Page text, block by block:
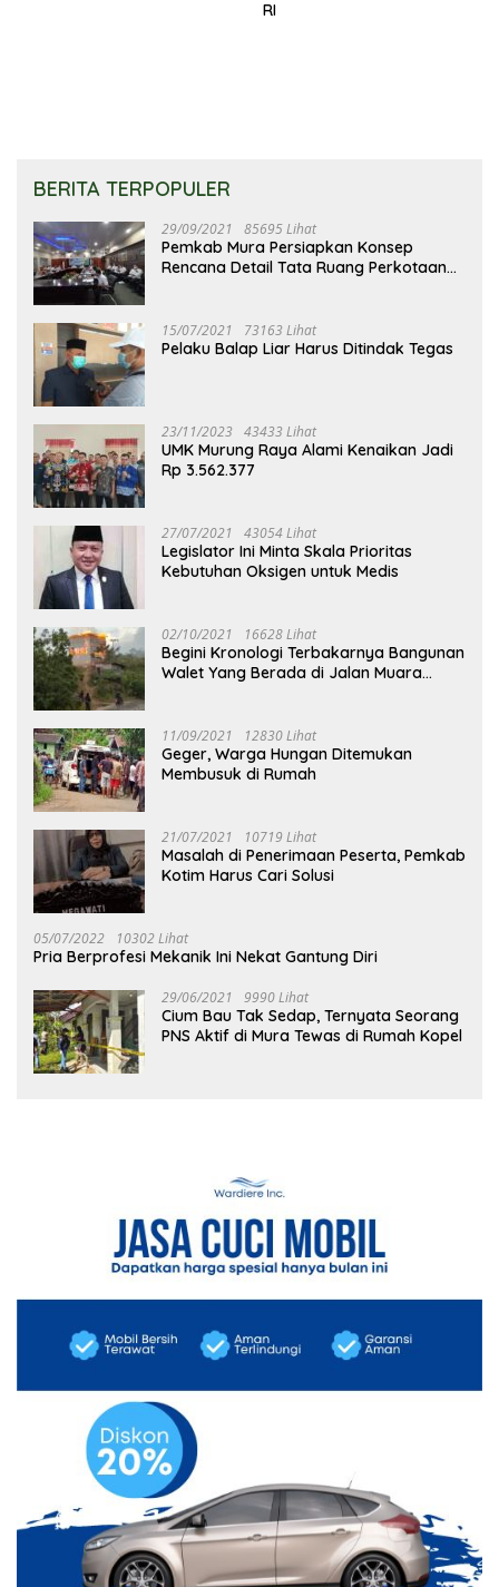
RI
BERITA TERPOPULER
29/09/2021 85695 Lihat
Pemkab Mura Persiapkan Konsep
Rencana Detail Tata Ruang Perkotaan
15/07/2021 73163 Lihat
Pelaku Balap Liar Harus Ditindak Tegas
23/11/2023 43433 Lihat
UMK Murung Raya Alami Kenaikan Jadi
Rp 3.562.377
27/07/2021 43054 Lihat
Legislator Ini Minta Skala Prioritas
Kebutuhan Oksigen untuk Medis
02/10/2021 16628 Lihat
Begini Kronologi Terbakarnya Bangunan
Walet Yang Berada di Jalan Muara
11/09/2021 12830 Lihat
Geger, Warga Hungan Ditemukan
Membusuk di Rumah
21/07/2021 10719 Lihat
Masalah di Penerimaan Peserta, Pemkab
Kotim Harus Cari Solusi
05/07/2022 10302 Lihat
Pria Berprofesi Mekanik Ini Nekat Gantung Diri
29/06/2021 9990 Lihat
Cium Bau Tak Sedap, Ternyata Seorang
PNS Aktif di Mura Tewas di Rumah Kopel